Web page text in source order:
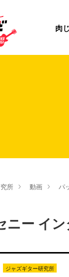
肉
所 動画 パ
ニー イ
ジャズギター研究所